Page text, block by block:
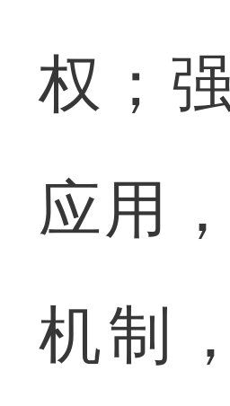
权；
应用
机制